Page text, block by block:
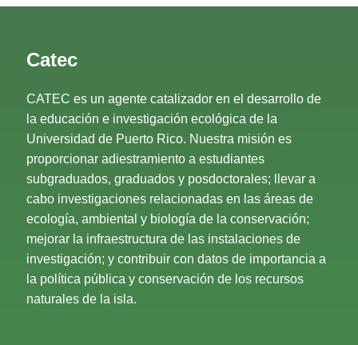
Catec
CATEC es un agente catalizador en el desarrollo de
la educación e investigación ecológica de la
Universidad de Puerto Rico. Nuestra misión es
proporcionar adiestramiento a estudiantes
subgraduados, graduados y posdoctorales; llevar a
cabo investigaciones relacionadas en las áreas de
ecología, ambiental y biología de la conservación;
mejorar la infraestructura de las instalaciones de
investigación; y contribuir con datos de importancia a
la política pública y conservación de los recursos
naturales de la isla.